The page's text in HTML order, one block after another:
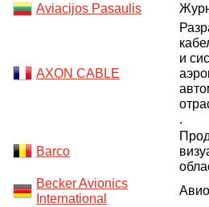
Основные требования МВЦ «Крокус
Правила доступа и пребывания
Условия инфопартнёрства
Публикации о выставке
Aviacijos Pasaulis
AXON CABLE
и
.
Barco
Becker Avionics
International